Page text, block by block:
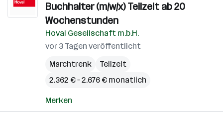
Buchhalter (m/w/x) Teilzeit ab 20
Wochenstunden
Hoval Gesellschaft m.b.H.
vor 3 Tagen veröffentlicht
Marchtrenk
Teilzeit
2.362 € – 2.676 € monatlich
Merken